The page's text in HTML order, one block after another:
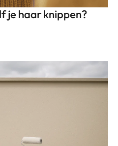
je haar knippen?